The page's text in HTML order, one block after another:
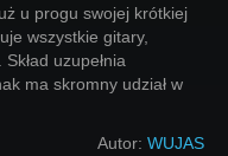
u progu swojej krótkiej
wszystkie gitary,
uzupełnia
ma skromny udział w
Autor: WUJAS